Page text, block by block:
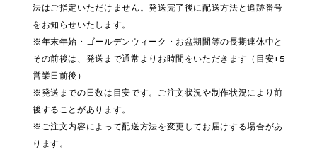
法はご指定いただけません。発送完了後に配送方法と追跡番号
をお知らせいたします。
※年末年始・ゴールデンウィーク・お盆期間等の長期連休中と
その前後は、発送まで通常よりお時間をいただきます（目安+5
営業日前後）
※発送までの日数は目安です。ご注文状況や制作状況により前
後することがあります。
※ご注文内容によって配送方法を変更してお届けする場合があ
ります。